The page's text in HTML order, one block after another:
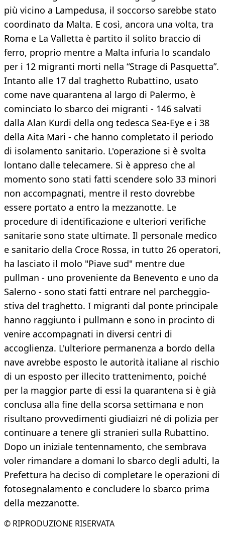
più vicino a Lampedusa, il soccorso sarebbe stato
coordinato da Malta. E così, ancora una volta, tra
Roma e La Valletta è partito il solito braccio di
ferro, proprio mentre a Malta infuria lo scandalo
per i 12 migranti morti nella “Strage di Pasquetta”.
Intanto alle 17 dal traghetto Rubattino, usato
come nave quarantena al largo di Palermo, è
cominciato lo sbarco dei migranti - 146 salvati
dalla Alan Kurdi della ong tedesca Sea-Eye e i 38
della Aita Mari - che hanno completato il periodo
di isolamento sanitario. L'operazione si è svolta
lontano dalle telecamere. Si è appreso che al
momento sono stati fatti scendere solo 33 minori
non accompagnati, mentre il resto dovrebbe
essere portato a entro la mezzanotte. Le
procedure di identificazione e ulteriori verifiche
sanitarie sono state ultimate. Il personale medico
e sanitario della Croce Rossa, in tutto 26 operatori,
ha lasciato il molo "Piave sud" mentre due
pullman - uno proveniente da Benevento e uno da
Salerno - sono stati fatti entrare nel parcheggio-
stiva del traghetto. I migranti dal ponte principale
hanno raggiunto i pullmann e sono in procinto di
venire accompagnati in diversi centri di
accoglienza. L'ulteriore permanenza a bordo della
nave avrebbe esposto le autorità italiane al rischio
di un esposto per illecito trattenimento, poiché
per la maggior parte di essi la quarantena si è già
conclusa alla fine della scorsa settimana e non
risultano provvedimenti giudiaizri né di polizia per
continuare a tenere gli stranieri sulla Rubattino.
Dopo un iniziale tentennamento, che sembrava
voler rimandare a domani lo sbarco degli adulti, la
Prefettura ha deciso di completare le operazioni di
fotosegnalamento e concludere lo sbarco prima
della mezzanotte.
© RIPRODUZIONE RISERVATA